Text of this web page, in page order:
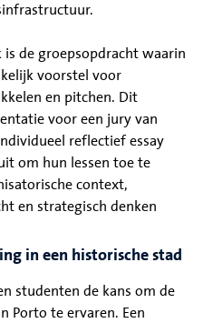
is de groepsopdracht waarin
voorstel voor
en pitchen. Dit
voor een jury van
reflectief essay
om hun lessen toe te
context,
en strategisch denken
in een historische stad
studenten de kans om de
Porto te ervaren. Een